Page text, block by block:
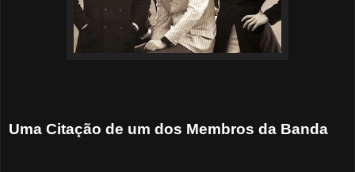
Uma Citação de um dos Membros da Banda